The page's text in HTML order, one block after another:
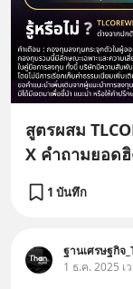
สูตรผสม
X คำถามยอด
1 บันทึก
ฐานเศรษฐกิจ
1 ธ.ค. 2025 เ